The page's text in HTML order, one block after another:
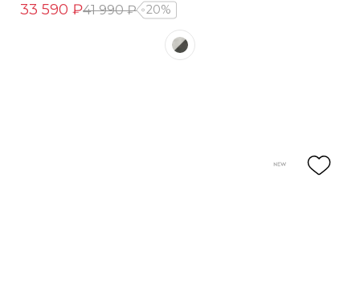
33 590 ₽41 990 ₽ 20%